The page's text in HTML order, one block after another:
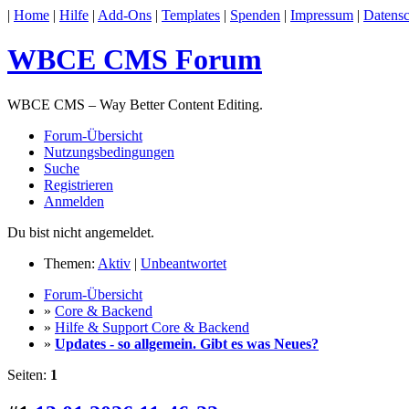
| Home | Hilfe | Add-Ons | Templates | Spenden | Impressum |
WBCE CMS Forum
WBCE CMS – Way Better Content Editing.
Forum-Übersicht
Nutzungsbedingungen
Suche
Registrieren
Anmelden
Du bist nicht angemeldet.
Themen: Aktiv | Unbeantwortet
Forum-Übersicht
» Core & Backend
» Hilfe & Support Core & Backend
» Updates - so allgemein. Gibt es was Neues?
Seiten: 1